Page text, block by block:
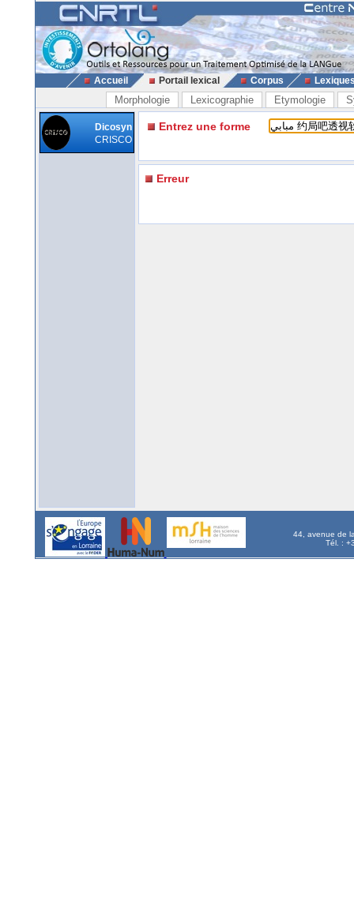
Accueil Portail lexical Corpus
Morphologie Lexicographie Etymologie
Dicosyn
CRISCO
Entrez une forme
Erreur
44, avenue de
Tél. :